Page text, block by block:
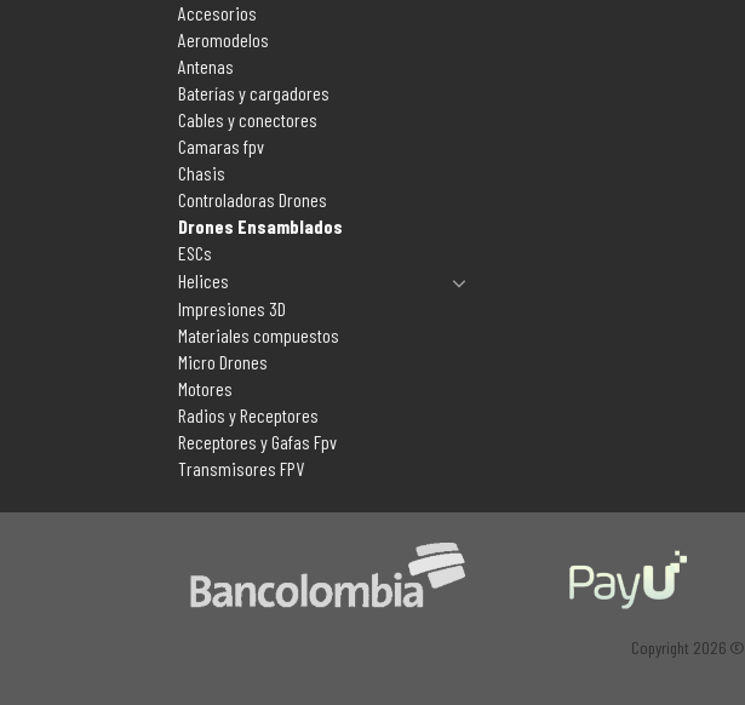
Accesorios
Aeromodelos
Antenas
Baterías y cargadores
Cables y conectores
Camaras fpv
Chasis
Controladoras Drones
Drones Ensamblados
ESCs
Helices
Impresiones 3D
Materiales compuestos
Micro Drones
Motores
Radios y Receptores
Receptores y Gafas Fpv
Transmisores FPV
Copyright 2026 ©